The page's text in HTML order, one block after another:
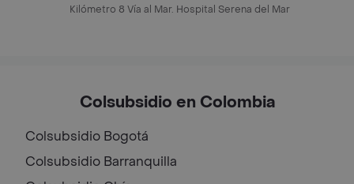
Kilómetro 8 Vía al Mar. Hospital Serena del Mar
Colsubsidio en Colombia
Colsubsidio Bogotá
Colsubsidio Barranquilla